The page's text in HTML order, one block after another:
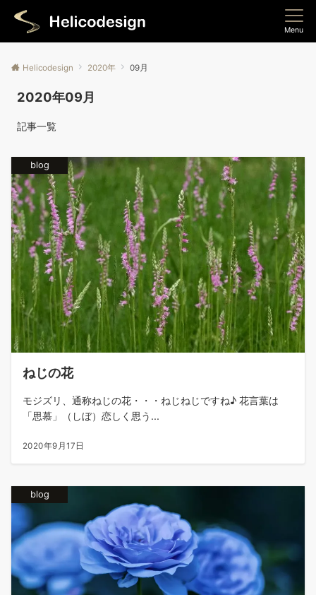
Menu
Helicodesign 2020年 09月
2020年09月
記事一覧
blog
ねじの花
モジズリ、通称ねじの花・・・ねじねじですね♪ 花言葉は
「思慕」（しぼ）恋しく思う...
2020年9月17日
blog